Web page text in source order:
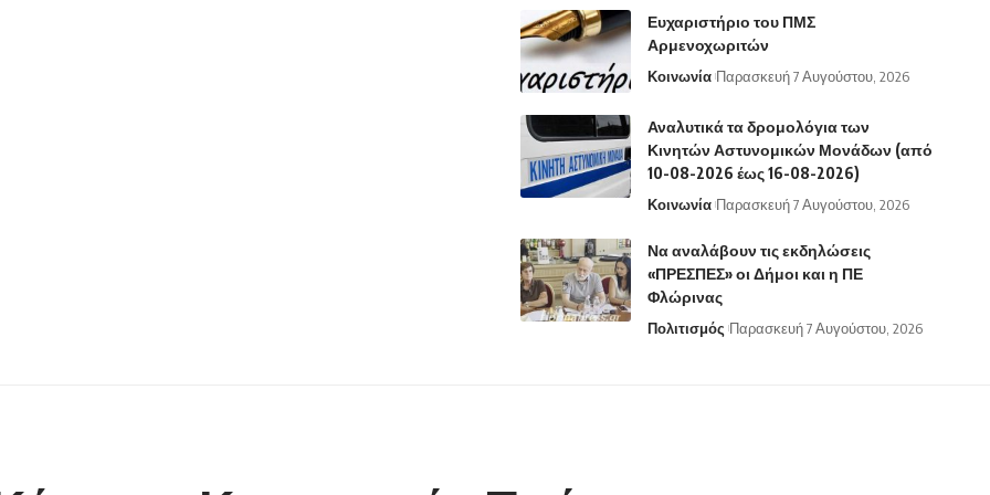
Ευχαριστήριο του ΠΜΣ
Αρμενοχωριτών
Κοινωνία Παρασκευή 7 Αυγούστου, 2026
Αναλυτικά τα δρομολόγια των
Κινητών Αστυνομικών Μονάδων (από
10-08-2026 έως 16-08-2026)
Κοινωνία Παρασκευή 7 Αυγούστου, 2026
Να αναλάβουν τις εκδηλώσεις
«ΠΡΕΣΠΕΣ» οι Δήμοι και η ΠΕ
Φλώρινας
Πολιτισμός Παρασκευή 7 Αυγούστου, 2026